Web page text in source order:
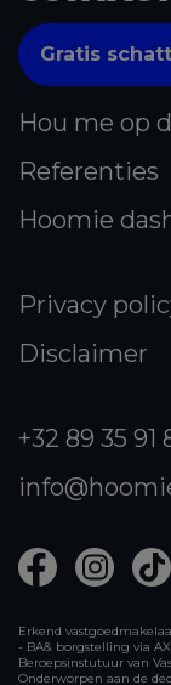
Gratis
Hou me op
Referenties
Hoomie
Privacy
Disclaimer
+32 89 35 91
Erkend
- BA& borgstelling via
Beroepsinstutuur van
Onderworpen aan de